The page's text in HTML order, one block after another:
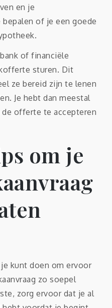
en je
of je een goede
of financiële
sturen. Dit
ze bereid zijn te lenen
Je hebt dan meestal
offerte te accepteren
om je
kunt doen om ervoor
zo soepel
zorg ervoor dat je al